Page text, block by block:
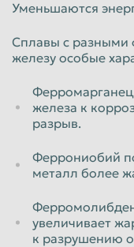
Королёв
Красноярск
Курск
Люберцы
Москва
Нальчик
Уменьшаются
Сплавы с
железу особые
Ферромарганец
железа к
разрыв.
Феррониобий
металл более
увеличивает
к разрушению